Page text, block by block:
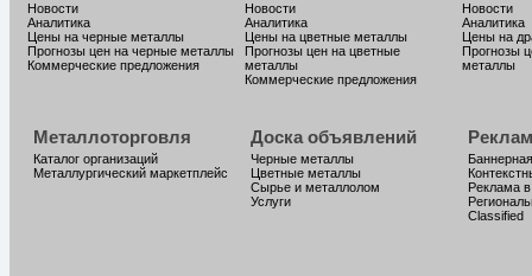
Новости
Аналитика
Цены на черные металлы
Прогнозы цен на черные металлы
Коммерческие предложения
Новости
Аналитика
Цены на цветные металлы
Прогнозы цен на цветные
металлы
Коммерческие предложения
Новости
Аналитика
Цены на
Прогнозы
металлы
Металлоторговля
Каталог организаций
Металлургический маркетплейс
Доска объявлений
Черные металлы
Цветные металлы
Сырье и металлолом
Услуги
Реклама
Classified